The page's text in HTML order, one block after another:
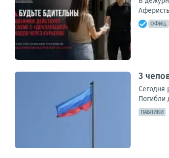
ОФИЦ.
3
Сегодня
Погибли
ПАБЛИКИ